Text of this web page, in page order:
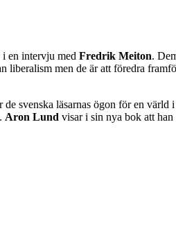
i en intervju med Fredrik Meiton.
liberalism men de är att föredra
svenska läsarnas ögon för en värld
Aron Lund visar i sin nya bok att han